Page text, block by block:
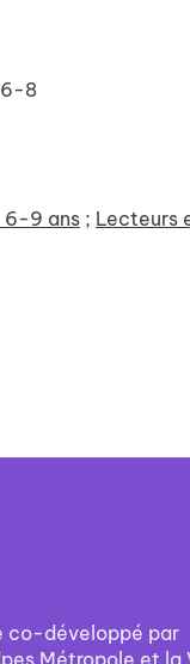
8
6-9 ans ; Lecteurs
co-développé par
Métropole et la